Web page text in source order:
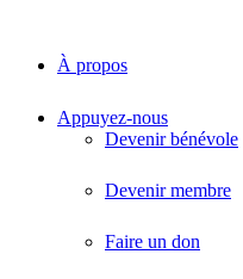
À propos
Appuyez-nous
Devenir bénévole
Devenir membre
Faire un don